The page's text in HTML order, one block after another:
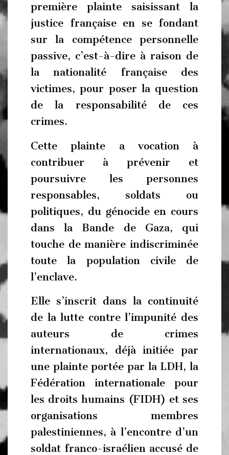
première plainte saisissant la
justice française en se fondant
sur la compétence personnelle
passive, c’est-à-dire à raison de
la nationalité française des
victimes, pour poser la question
de la responsabilité de ces
crimes.
Cette plainte a vocation à
contribuer à prévenir et
poursuivre les personnes
responsables, soldats ou
politiques, du génocide en cours
dans la Bande de Gaza, qui
touche de manière indiscriminée
toute la population civile de
l’enclave.
Elle s’inscrit dans la continuité
de la lutte contre l’impunité des
auteurs de crimes
internationaux, déjà initiée par
une plainte portée par la LDH, la
Fédération internationale pour
les droits humains (FIDH) et ses
organisations membres
palestiniennes, à l’encontre d’un
soldat franco-israélien accusé de